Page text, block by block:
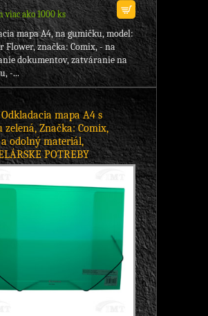
viac ako 1000 ks
mapa A4, na gumičku, model:
Flower, značka: Comix, - na
dokumentov, zatváranie na
-...
mapa A4 s
zelená, Značka: Comix,
odolný materiál,
POTREBY